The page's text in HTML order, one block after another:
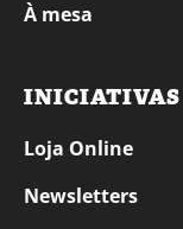
À mesa
INICIATIVAS
Loja Online
Newsletters